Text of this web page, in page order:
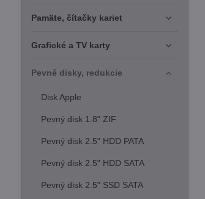
Pamäte, čítačky kariet
Grafické a TV karty
Pevné disky, redukcie
Disk Apple
Pevný disk 1.8" ZIF
Pevný disk 2.5" HDD PATA
Pevný disk 2.5" HDD SATA
Pevný disk 2.5" SSD SATA